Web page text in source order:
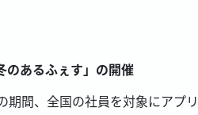
のあるふぇす」の開催
期間、全国の社員を対象にアプ